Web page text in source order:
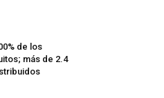
de los
más de 2.4